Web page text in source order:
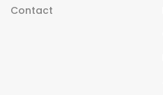
Contact